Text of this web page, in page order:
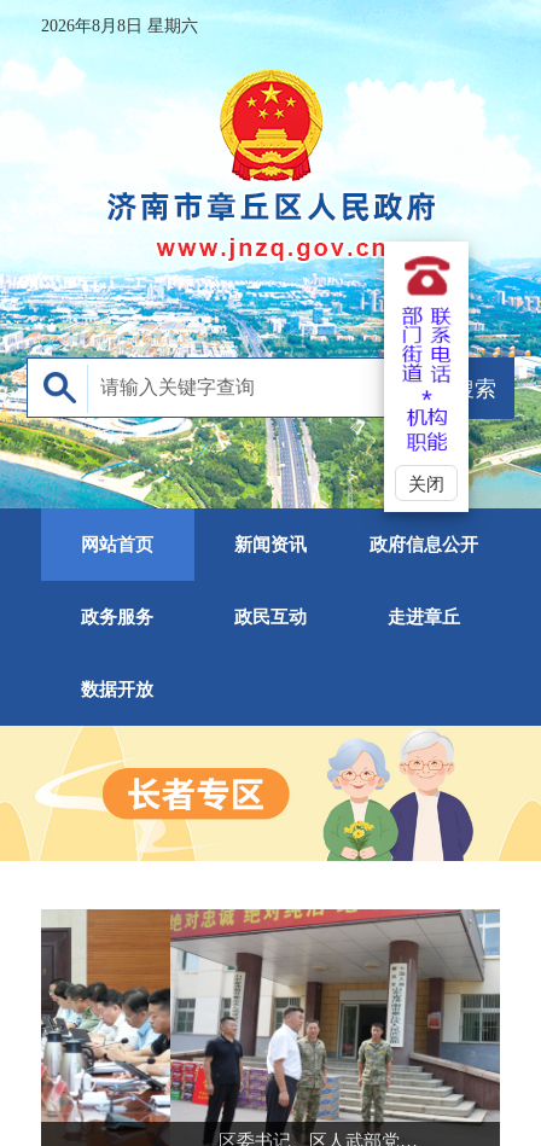
2026年8月8日 星期六
网站首页 新闻资讯 政府信息公开
政务服务 政民互动 走进章丘
数据开放
区委书记、区人武部党委第一书记马志勇开展“八一”建军节走访慰问活动
关闭